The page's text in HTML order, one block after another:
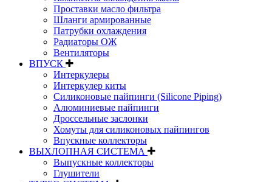
Проставки масло фильтра
Шланги армированные
Патрубки охлаждения
Радиаторы ОЖ
Вентиляторы
ВПУСК
Интеркулеры
Интеркулер киты
Силиконовые пайпинги (Silicone Piping)
Алюминиевые пайпинги
Дроссельные заслонки
Хомуты для силиконовых пайпингов
Впускные коллекторы
ВЫХЛОПНАЯ СИСТЕМА
Выпускные коллекторы
Глушители